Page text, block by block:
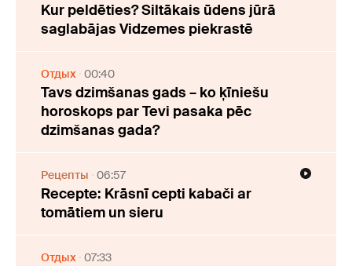
Kur peldēties? Siltākais ūdens jūrā
saglabājas Vidzemes piekrastē
Отдых 00:40
Tavs dzimšanas gads – ko ķīniešu
horoskops par Tevi pasaka pēc
dzimšanas gada?
Рецепты 06:57
Recepte: Krāsnī cepti kabači ar
tomātiem un sieru
Отдых 07:33